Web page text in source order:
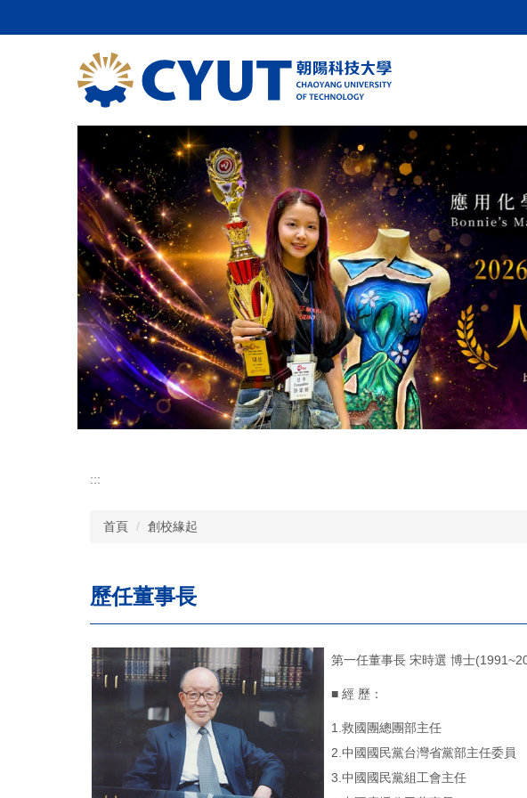
:::
首頁 創校緣起
歷任董事長
第一任董事長 宋時選 博士
■ 經 歷：
1.救國團總團部主任
2.中國國民黨台灣省黨部主任委員
3.中國國民黨組工會主任